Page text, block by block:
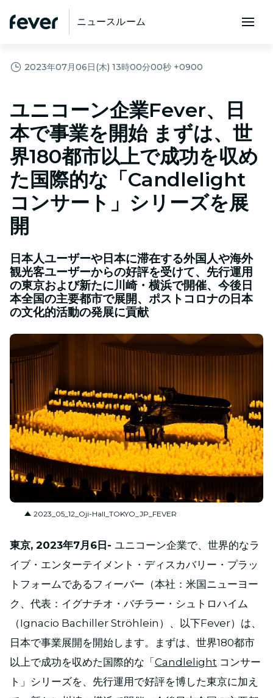
ニュースルーム
2023年07月06日(木) 13時00分00秒 +0900
ユニコーン企業Fever、日
本で事業を開始 まずは、世
界180都市以上で成功を収め
た国際的な「Candlelight
コンサート」シリーズを展
開
日本人ユーザーや日本に滞在する外国人や海外
観光客ユーザーからの好評を受けて、先行運用
の東京および新たに川崎・横浜で開催、今後日
本全国の主要都市で展開、ポストコロナの日本
の文化的活動の発展に貢献
2023_05_12_Oji-Hall_TOKYO_JP_FEVER
東京, 2023年7月6日- ユニコーン企業で、世界的なラ
イブ・エンターテイメント・ディスカバリー・プラッ
トフォームであるフィーバー（本社：米国ニューヨー
ク、代表：イグナチオ・バチラー・シュトロハイム
（Ignacio Bachiller Ströhlein）、以下Fever）は、
日本で事業展開を開始します。まずは、世界180都市
以上で成功を収めた国際的な「Candlelight コンサー
ト」シリーズを、先行運用で好評を博した東京に加え